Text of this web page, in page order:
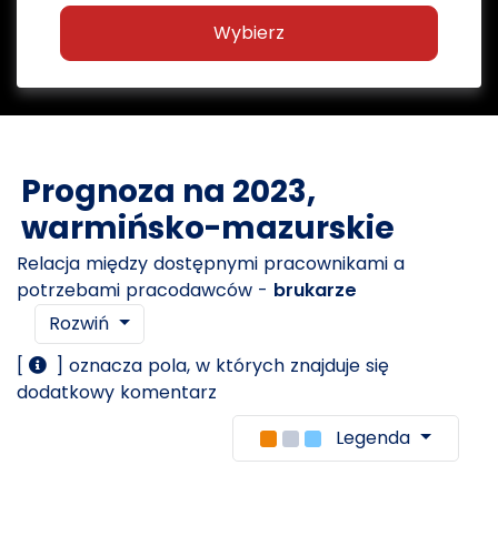
Wybierz
Prognoza na 2023,
warmińsko-mazurskie
Relacja między dostępnymi pracownikami a
potrzebami pracodawców - brukarze
Rozwiń
[
] oznacza pola, w których znajduje się
dodatkowy komentarz
Legenda